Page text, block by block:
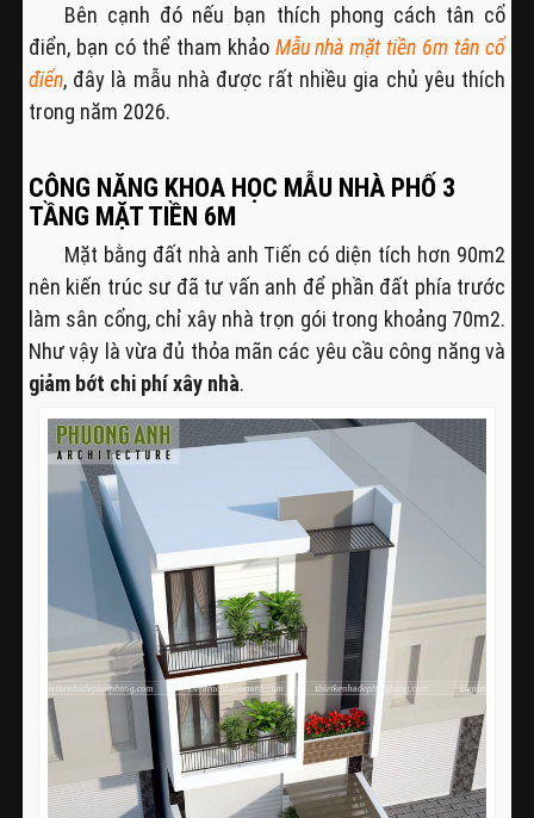
Bên cạnh đó nếu bạn thích phong cách tân cổ
điển, bạn có thể tham khảo Mẫu nhà mặt tiền 6m tân cổ
điển, đây là mẫu nhà được rất nhiều gia chủ yêu thích
trong năm 2026.
CÔNG NĂNG KHOA HỌC MẪU NHÀ PHỐ 3
TẦNG MẶT TIỀN 6M
Mặt bằng đất nhà anh Tiến có diện tích hơn 90m2
nên kiến trúc sư đã tư vấn anh để phần đất phía trước
làm sân cổng, chỉ xây nhà trọn gói trong khoảng 70m2.
Như vậy là vừa đủ thỏa mãn các yêu cầu công năng và
giảm bớt chi phí xây nhà.